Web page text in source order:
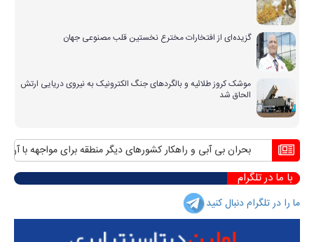
گزیده‌ای از افتخارات مخترع نخستین قلب مصنوعی جهان
موشک کروز طلائیه و بالگردهای جنگ الکترونیک به نیروی دریایی ارتش
الحاق شد
بحران بی آبی و راهکار کشورهای دیگر منطقه برای مواجهه با آن
با ما در تلگرام
ما را در تلگرام دنبال کنید